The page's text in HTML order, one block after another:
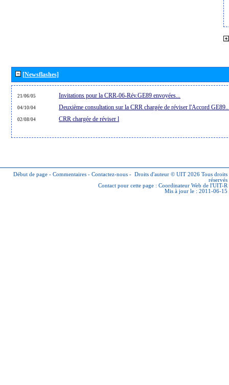
[Newsflashes]
21/06/05 Invitations pour la CRR-06-Rév.GE89 envoyées...
04/10/04 Deuxième consultation sur la CRR chargée de réviser l'Accord
02/08/04 CRR chargée de réviser l
Début de page - Commentaires - Contactez-nous - Droits d'auteur © UIT 2026 Tous droits
réservés
Contact pour cette page : Coordinateur Web de l'UIT-R
Mis à jour le : 2011-06-15